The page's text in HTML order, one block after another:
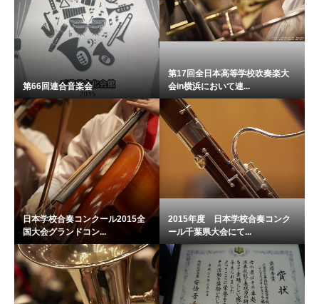
第66回連合音楽会
第17回全日本高等学校吹奏楽大
会in横浜において連...
日本学校合奏コンクール2015全
国大会グランドコン...
2015年度 日本学校合奏コンク
ール千葉県大会にて...